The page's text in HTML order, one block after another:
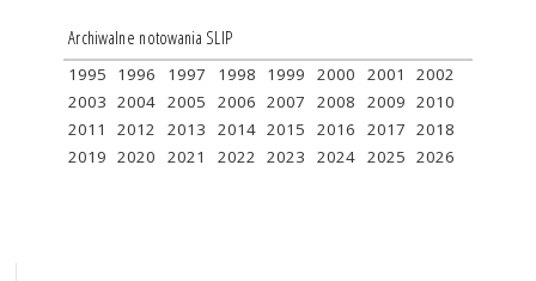
Archiwalne notowania SLIP
1995 1996 1997 1998 1999 2000 2001
2002
2003 2004 2005 2006 2007 2008 2009 2010
2011
2012 2013 2014 2015 2016 2017 2018
2019 2020 2021 2022 2023 2024 2025 2026